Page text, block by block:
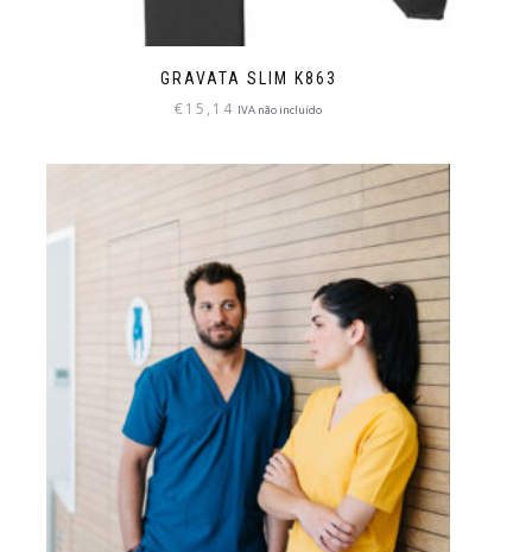
GRAVATA SLIM K863
€15,14 IVA não incluído